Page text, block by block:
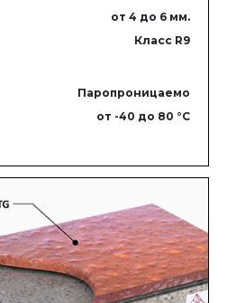
от 4 до 6 мм.
Класс R9
Паропроницаемо
от -40 до 80 °C